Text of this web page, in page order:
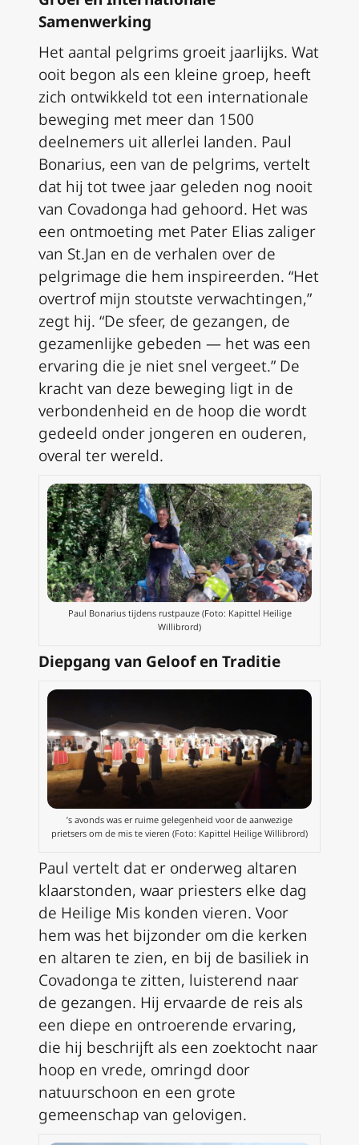
Samenwerking
Het aantal pelgrims groeit jaarlijks. Wat
ooit begon als een kleine groep, heeft
zich ontwikkeld tot een internationale
beweging met meer dan 1500
deelnemers uit allerlei landen. Paul
Bonarius, een van de pelgrims, vertelt
dat hij tot twee jaar geleden nog nooit
van Covadonga had gehoord. Het was
een ontmoeting met Pater Elias zaliger
van St.Jan en de verhalen over de
pelgrimage die hem inspireerden. “Het
overtrof mijn stoutste verwachtingen,”
zegt hij. “De sfeer, de gezangen, de
gezamenlijke gebeden — het was een
ervaring die je niet snel vergeet.” De
kracht van deze beweging ligt in de
verbondenheid en de hoop die wordt
gedeeld onder jongeren en ouderen,
overal ter wereld.
Paul Bonarius tijdens rustpauze (Foto: Kapittel Heilige
Willibrord)
Diepgang van Geloof en Traditie
’s avonds was er ruime gelegenheid voor de aanwezige
prietsers om de mis te vieren (Foto: Kapittel Heilige Willibrord)
Paul vertelt dat er onderweg altaren
klaarstonden, waar priesters elke dag
de Heilige Mis konden vieren. Voor
hem was het bijzonder om die kerken
en altaren te zien, en bij de basiliek in
Covadonga te zitten, luisterend naar
de gezangen. Hij ervaarde de reis als
een diepe en ontroerende ervaring,
die hij beschrijft als een zoektocht naar
hoop en vrede, omringd door
natuurschoon en een grote
gemeenschap van gelovigen.